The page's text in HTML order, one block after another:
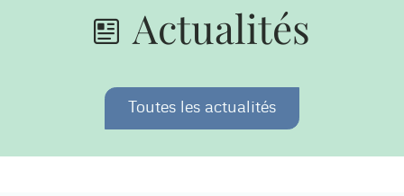
Actualités
Toutes les actualités